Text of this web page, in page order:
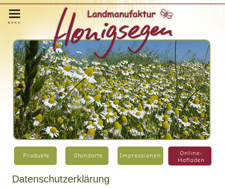
MENU
Produkte Standorte Impressionen
Online-
Hofladen
Datenschutzerklärung
Online-HofladenOnlineOnli